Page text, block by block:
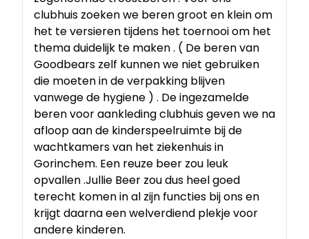
clubhuis zoeken we beren groot en klein om
het te versieren tijdens het toernooi om het
thema duidelijk te maken . ( De beren van
Goodbears zelf kunnen we niet gebruiken
die moeten in de verpakking blijven
vanwege de hygiene ) . De ingezamelde
beren voor aankleding clubhuis geven we na
afloop aan de kinderspeelruimte bij de
wachtkamers van het ziekenhuis in
Gorinchem. Een reuze beer zou leuk
opvallen .Jullie Beer zou dus heel goed
terecht komen in al zijn functies bij ons en
krijgt daarna een welverdiend plekje voor
andere kinderen.